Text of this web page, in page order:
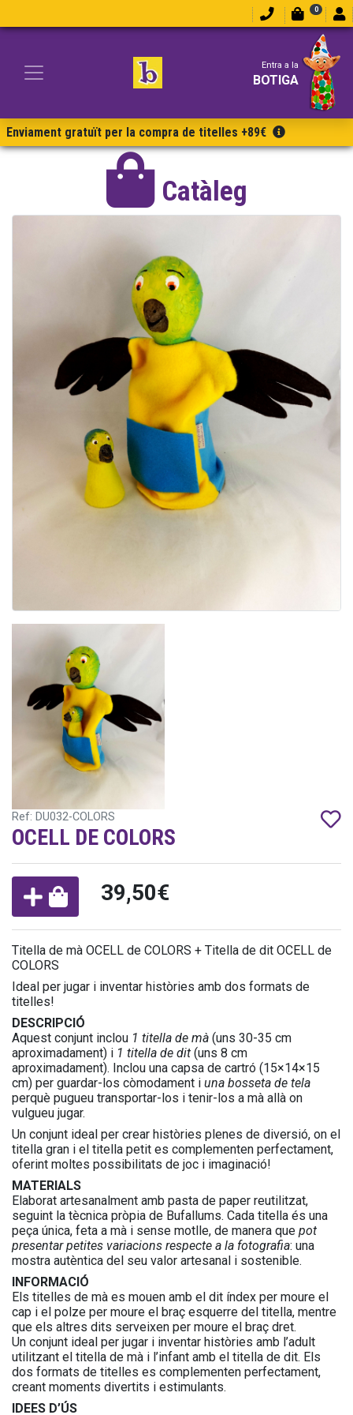
0
Entra a la
BOTIGA
Enviament gratuït per la compra de titelles +89€
Catàleg
Ref: DU032-COLORS
OCELL DE COLORS
39,50€
Titella de mà OCELL de COLORS + Titella de dit OCELL de
COLORS
Ideal per jugar i inventar històries amb dos formats de
titelles!
DESCRIPCIÓ
Aquest conjunt inclou 1 titella de mà (uns 30-35 cm
aproximadament) i 1 titella de dit (uns 8 cm
aproximadament). Inclou una capsa de cartró (15×14×15
cm) per guardar-los còmodament i una bosseta de tela
perquè pugueu transportar-los i tenir-los a mà allà on
vulgueu jugar.
Un conjunt ideal per crear històries plenes de diversió, on el
titella gran i el titella petit es complementen perfectament,
oferint moltes possibilitats de joc i imaginació!
MATERIALS
Elaborat artesanalment amb pasta de paper reutilitzat,
seguint la tècnica pròpia de Bufallums. Cada titella és una
peça única, feta a mà i sense motlle, de manera que pot
presentar petites variacions respecte a la fotografia: una
mostra autèntica del seu valor artesanal i sostenible.
INFORMACIÓ
Els titelles de mà es mouen amb el dit índex per moure el
cap i el polze per moure el braç esquerre del titella, mentre
que els altres dits serveixen per moure el braç dret.
Un conjunt ideal per jugar i inventar històries amb l’adult
utilitzant el titella de mà i l’infant amb el titella de dit. Els
dos formats de titelles es complementen perfectament,
creant moments divertits i estimulants.
IDEES D’ÚS